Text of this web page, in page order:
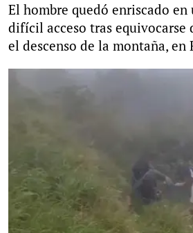
El hombre quedó enriscado en
difícil acceso tras equivocarse
el descenso de la montaña, en